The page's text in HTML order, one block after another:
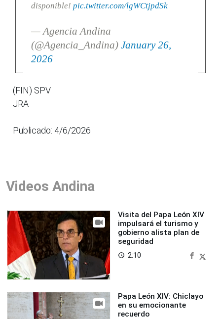
disponible! pic.twitter.com/lgWCtjpdSk
— Agencia Andina
(@Agencia_Andina) January 26,
2026
(FIN) SPV
JRA
Publicado: 4/6/2026
Videos Andina
Visita del Papa León XIV
impulsará el turismo y
gobierno alista plan de
seguridad
access_time 2:10
Papa León XIV: Chiclayo
en su emocionante
recuerdo